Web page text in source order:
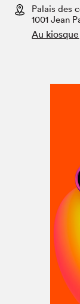
Espace
Palais des
1001 Jean
Au kiosque